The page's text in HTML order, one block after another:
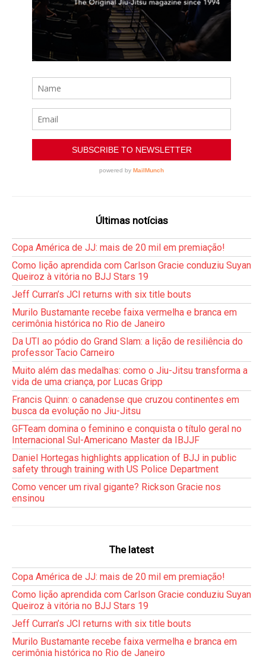
Últimas notícias
Copa América de JJ: mais de 20 mil em premiação!
Como lição aprendida com Carlson Gracie conduziu Suyan
Queiroz à vitória no BJJ Stars 19
Jeff Curran’s JCI returns with six title bouts
Murilo Bustamante recebe faixa vermelha e branca em
cerimônia histórica no Rio de Janeiro
Da UTI ao pódio do Grand Slam: a lição de resiliência do
professor Tacio Carneiro
Muito além das medalhas: como o Jiu-Jitsu transforma a
vida de uma criança, por Lucas Gripp
Francis Quinn: o canadense que cruzou continentes em
busca da evolução no Jiu-Jitsu
GFTeam domina o feminino e conquista o título geral no
Internacional Sul-Americano Master da IBJJF
Daniel Hortegas highlights application of BJJ in public
safety through training with US Police Department
Como vencer um rival gigante? Rickson Gracie nos
ensinou
The latest
Copa América de JJ: mais de 20 mil em premiação!
Como lição aprendida com Carlson Gracie conduziu Suyan
Queiroz à vitória no BJJ Stars 19
Jeff Curran’s JCI returns with six title bouts
Murilo Bustamante recebe faixa vermelha e branca em
cerimônia histórica no Rio de Janeiro